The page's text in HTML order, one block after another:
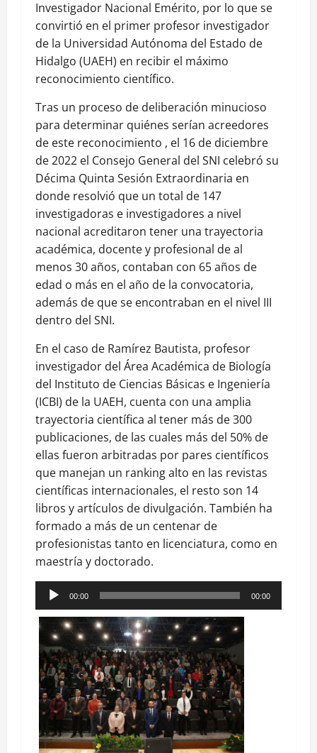
Investigador Nacional Emérito, por lo que se
convirtió en el primer profesor investigador
de la Universidad Autónoma del Estado de
Hidalgo (UAEH) en recibir el máximo
reconocimiento científico.
Tras un proceso de deliberación minucioso
para determinar quiénes serían acreedores
de este reconocimiento , el 16 de diciembre
de 2022 el Consejo General del SNI celebró su
Décima Quinta Sesión Extraordinaria en
donde resolvió que un total de 147
investigadoras e investigadores a nivel
nacional acreditaron tener una trayectoria
académica, docente y profesional de al
menos 30 años, contaban con 65 años de
edad o más en el año de la convocatoria,
además de que se encontraban en el nivel III
dentro del SNI.
En el caso de Ramírez Bautista, profesor
investigador del Área Académica de Biología
del Instituto de Ciencias Básicas e Ingeniería
(ICBI) de la UAEH, cuenta con una amplia
trayectoria científica al tener más de 300
publicaciones, de las cuales más del 50% de
ellas fueron arbitradas por pares científicos
que manejan un ranking alto en las revistas
científicas internacionales, el resto son 14
libros y artículos de divulgación. También ha
formado a más de un centenar de
profesionistas tanto en licenciatura, como en
maestría y doctorado.
Reproductor
de
audio
00:00 00:00